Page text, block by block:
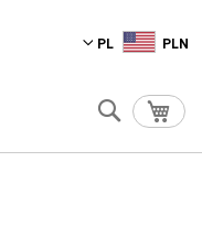
PL PLN
Mój
Szukaj